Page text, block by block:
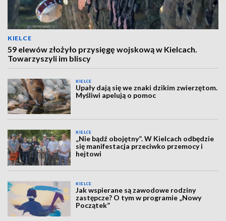
KIELCE
59 elewów złożyło przysięgę wojskową w Kielcach.
Towarzyszyli im bliscy
KIELCE
Upały dają się we znaki dzikim zwierzętom.
Myśliwi apelują o pomoc
KIELCE
„Nie bądź obojętny”. W Kielcach odbędzie
się manifestacja przeciwko przemocy i
hejtowi
KIELCE
Jak wspierane są zawodowe rodziny
zastępcze? O tym w programie „Nowy
Początek”